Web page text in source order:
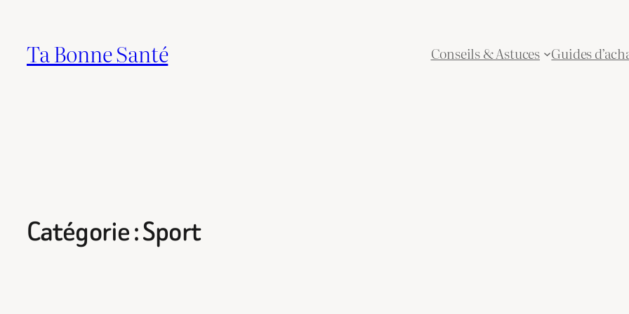
contenu
Ta Bonne Santé Conseils & Astuces Guides
Catégorie :Sport